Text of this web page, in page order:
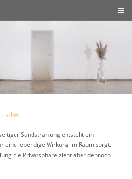
sd98
Sandstrahlung entsteht ein
eine lebendige Wirkung im Raum sorgt.
die Privatsphäre zieht aber dennoch